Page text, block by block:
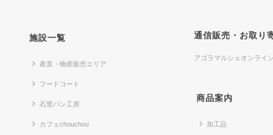
施設一覧
産直・物産販売エリア
フードコート
石窯パン工房
カフェchouchou
通信販売・お取り
アゴラマルシェオンライ
商品案内
加工品